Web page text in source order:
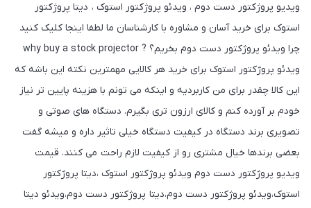
ویدیو پروژکتور دست دوم ، ویدئو پروژکتور استوک ، دیتا پروژکتور
استوک برای خرید آسان و مشاوره با کارشناسان ما لطفا اینجا کلیک کنید
چرا ویدئو پروژکتور دست دوم بخریم؟ ? why buy a stock projector
ویدئو پروژکتور استوک برای خرید هر کالایی مهمترین نکته این باشه که
این کالا چقدر برای من کاربردیه و اینکه می تونم با هزینه پایین تر نیاز
خودم بر آورده کنم و کالای ارزون تری بگیرم. دستگاه های صوتی و
تصویری برند دستگاه در کیفیت دستگاه خیلی تاثیر داره و میشه گفت
بعضی برندها خیال مشتری رو از کیفیت لازم راحت می کنند. قیمت
ویدیو پروژکتور دست دوم ویدئو پروژکتور استوک ،دیتا پروژکتور
استوک،ویدئو پروژکتور دست دوم،دیتا پروژکتور دست دوم،ویدئو دیتا